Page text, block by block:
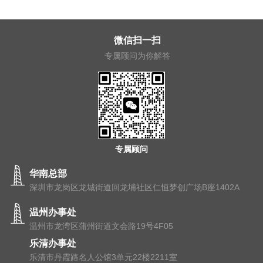
专属顾问
微信扫一扫
专属顾问为你解答
华南总部
深圳市龙岗区龙城街道回龙埔社区仁恒梦创广场B座1402A
温州办事处
温州市⻰湾区蒲州街道⽂会路19号4F05
乐清办事处
乐清市丹霞路名人公馆3单元22楼2211室